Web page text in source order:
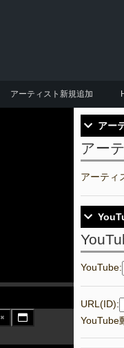
アーティスト新規追加
アー
アー
アーティ
YouTube:
URL(ID):
YouTube